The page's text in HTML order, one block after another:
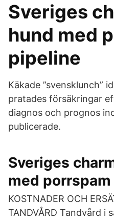
Sveriges
hund med
pipeline
Käkade ”svensklunch”
pratades försäkringar
diagnos och prognos
publicerade.
Sveriges
med
KOSTNADER OCH
TANDVÅRD Tandvård i